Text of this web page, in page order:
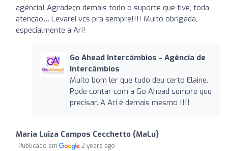
agência! Agradeço demais todo o suporte que tive, toda
atenção… Levarei vcs pra sempre!!!! Muito obrigada,
especialmente a Ari!
Go Ahead Intercâmbios - Agência de
Intercâmbios
Muito bom ler que tudo deu certo Elaine.
Pode contar com a Go Ahead sempre que
precisar. A Ari é demais mesmo !!!!
Maria Luiza Campos Cecchetto (MaLu)
Publicado em 2 years ago